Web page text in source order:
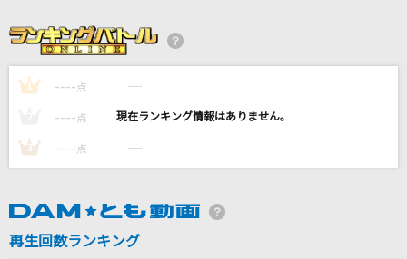
松田聖子
猫 ～THE FIRST TAKE ver.～
とくべチュ、して
バージョン)
1 ---- 点 ----
---- 点 ----
3 ---- 点 ----
再生回数ランキング